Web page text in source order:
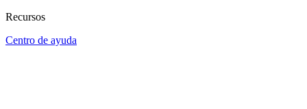
Recursos
Centro de ayuda